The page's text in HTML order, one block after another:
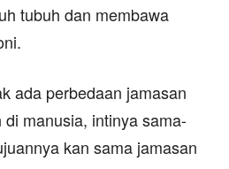
tubuh dan membawa
ada perbedaan jamasan
manusia, intinya sama-
kan sama jamasan